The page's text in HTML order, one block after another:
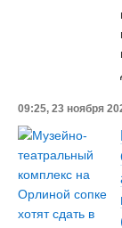
09:25, 23 ноября